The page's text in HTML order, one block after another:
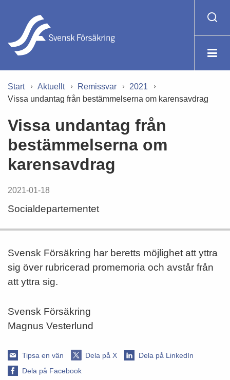
Start Aktuellt Remissvar
2021
Vissa undantag från bestämmelserna om karensavdrag
Vissa undantag från
bestämmelserna om
karensavdrag
2021-01-18
Socialdepartementet
Svensk Försäkring har beretts möjlighet att yttra
sig över rubricerad promemoria och avstår från
att yttra sig.
Svensk Försäkring
Magnus Vesterlund
Tipsa en vän Dela på X
Dela på LinkedIn
Dela på Facebook